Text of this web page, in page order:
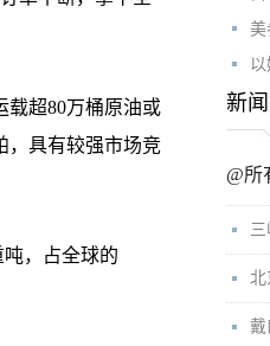
超80万桶原油或
，具有较强市场竞
，占全球的
美
新闻
@所
北
戴